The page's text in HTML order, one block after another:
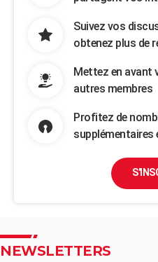
Suivez vos
obtenez plus de
Mettez en avant
autres membres
Profitez de
supplémentaires
NEWSLETTERS